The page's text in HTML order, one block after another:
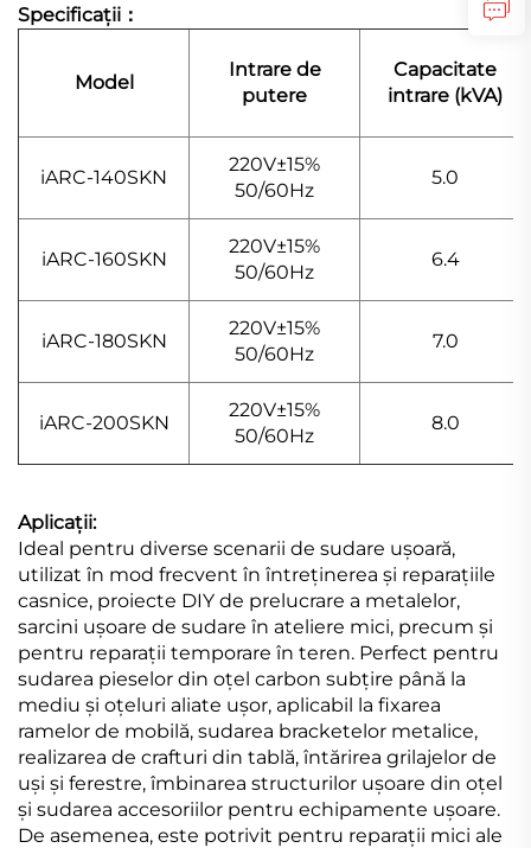
Specificații：
Model
Intrare de
putere
Capacitate
intrare (kVA)
iARC-140SKN
220V±15%
50/60Hz
5.0
iARC-160SKN
220V±15%
50/60Hz
6.4
iARC-180SKN
220V±15%
50/60Hz
7.0
iARC-200SKN
220V±15%
50/60Hz
8.0
Aplicații:
Ideal pentru diverse scenarii de sudare ușoară,
utilizat în mod frecvent în întreținerea și reparațiile
casnice, proiecte DIY de prelucrare a metalelor,
sarcini ușoare de sudare în ateliere mici, precum și
pentru reparații temporare în teren. Perfect pentru
sudarea pieselor din oțel carbon subțire până la
mediu și oțeluri aliate ușor, aplicabil la fixarea
ramelor de mobilă, sudarea bracketelor metalice,
realizarea de crafturi din tablă, întărirea grilajelor de
uși și ferestre, îmbinarea structurilor ușoare din oțel
și sudarea accesoriilor pentru echipamente ușoare.
De asemenea, este potrivit pentru reparații mici ale